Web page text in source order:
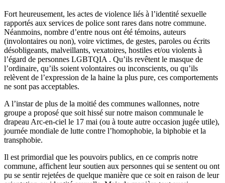
Fort heureusement, les actes de violence liés à l’identité sexuelle
rapportés aux services de police sont rares dans notre commune.
Néanmoins, nombre d’entre nous ont été témoins, auteurs
(involontaires ou non), voire victimes, de gestes, paroles ou écrits
désobligeants, malveillants, vexatoires, hostiles et/ou violents à
l’égard de personnes LGBTQIA . Qu’ils revêtent le masque de
l’ordinaire, qu’ils soient volontaires ou inconscients, ou qu’ils
relèvent de l’expression de la haine la plus pure, ces comportements
ne sont pas acceptables.
A l’instar de plus de la moitié des communes wallonnes, notre
groupe a proposé que soit hissé sur notre maison communale le
drapeau Arc-en-ciel le 17 mai (ou à toute autre occasion jugée utile),
journée mondiale de lutte contre l’homophobie, la biphobie et la
transphobie.
Il est primordial que les pouvoirs publics, en ce compris notre
commune, affichent leur soutien aux personnes qui se sentent ou ont
pu se sentir rejetées de quelque manière que ce soit en raison de leur